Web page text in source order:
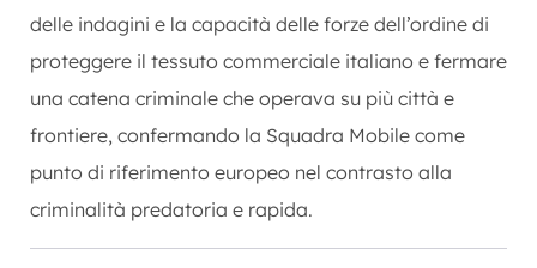
delle indagini e la capacità delle forze dell’ordine di
proteggere il tessuto commerciale italiano e fermare
una catena criminale che operava su più città e
frontiere, confermando la Squadra Mobile come
punto di riferimento europeo nel contrasto alla
criminalità predatoria e rapida.